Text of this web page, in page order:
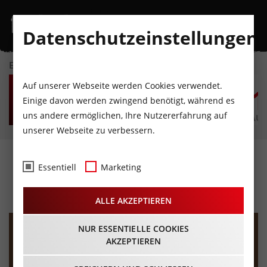
EVENTKALENDER
FR
7
AUGUST
SA
8
AUGUST
SO
9
AUGUST
MO
10
AUGUST
DI
11
AUGUST
Marco Pogo
12.11.2026 - Beginn 19:30 Uhr
Datenschutzeinstellungen
Auf unserer Webseite werden Cookies verwendet.
Einige davon werden zwingend benötigt, während es
uns andere ermöglichen, Ihre Nutzererfahrung auf
unserer Webseite zu verbessern.
Essentiell Marketing
ALLE AKZEPTIEREN
NUR ESSENTIELLE COOKIES
AKZEPTIEREN